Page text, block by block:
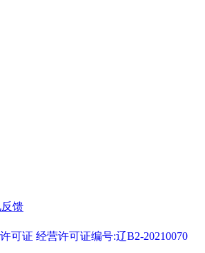
馈
可证 经营许可证编号:辽B2-20210070